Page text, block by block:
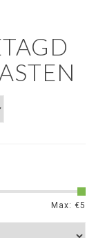
Max: €5